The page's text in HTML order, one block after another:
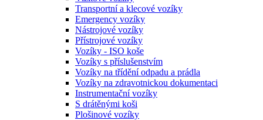
Transportní a klecové vozíky
Emergency vozíky
Nástrojové vozíky
Přístrojové vozíky
Vozíky - ISO koše
Vozíky s příslušenstvím
Vozíky na třídění odpadu a prádla
Vozíky na zdravotnickou dokumentaci
Instrumentační vozíky
S drátěnými koši
Plošinové vozíky